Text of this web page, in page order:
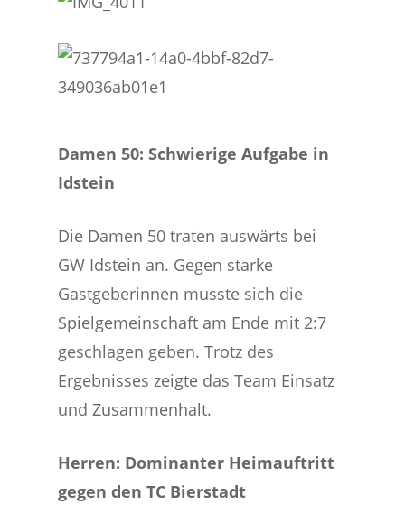
Damen 50: Schwierige Aufgabe in
Idstein
Die Damen 50 traten auswärts bei
GW Idstein an. Gegen starke
Gastgeberinnen musste sich die
Spielgemeinschaft am Ende mit 2:7
geschlagen geben. Trotz des
Ergebnisses zeigte das Team Einsatz
und Zusammenhalt.
Herren: Dominanter Heimauftritt
gegen den TC Bierstadt